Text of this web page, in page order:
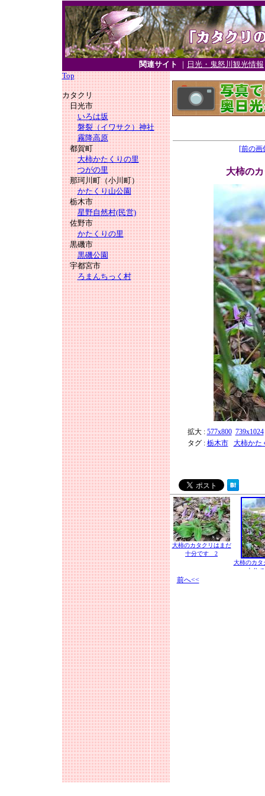
関連サイト ｜ 日光・鬼怒川観光情報
Top
カタクリ
日光市
いろは坂
磐裂（イワサク）神社
霧降高原
都賀町
大柿かたくりの里
つがの里
那珂川町（小川町）
かたくり山公園
栃木市
星野自然村(民営)
佐野市
かたくりの里
黒磯市
黒磯公園
宇都宮市
ろまんちっく村
[前の画
大柿の
拡大 : 577x800 739x1024
タグ : 栃木市 大柿かた
大柿のカタクリはまだ
十分です 2
大柿のカタ
十分
前へ<<